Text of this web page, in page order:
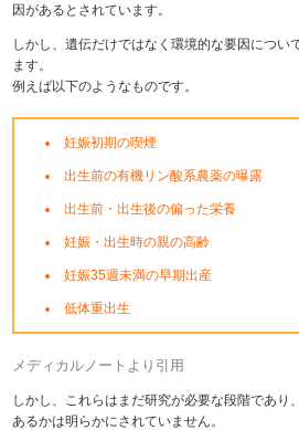
因があるとされています。
しかし、遺伝だけではなく環境的な要因につい
ます。
例えば以下のようなものです。
妊娠初期の喫煙
出生前の有機リン酸系農薬の曝露
出生前・出生後の偏った栄養
妊娠・出生時の親の高齢
妊娠35週未満の早期出産
低体重出生
メディカルノートより引用
しかし、これらはまだ研究が必要な段階であり
あるかは明らかにされていません。